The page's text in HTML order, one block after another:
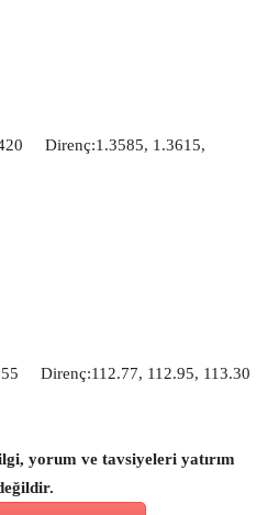
Direnç:1.3585, 1.3615,
Direnç:112.77, 112.95, 113.30
yorum ve tavsiyeleri yatırım